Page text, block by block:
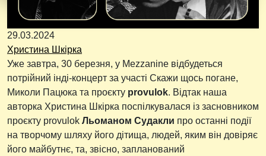
29.03.2024
Христина Шкірка
Уже завтра, 30 березня, у Mezzanine відбудеться
потрійний інді-концерт за участі Скажи щось погане,
Миколи Пацюка та проєкту provulok. Відтак наша
авторка Христина Шкірка поспілкувалася із засновником
проєкту provulok Льоманом Судакли про останні події
на творчому шляху його дітища, людей, яким він довіряє
його майбутнє, та, звісно, запланований